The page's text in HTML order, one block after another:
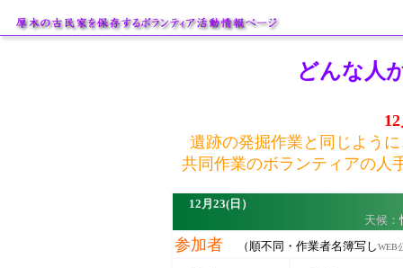
どんな人
遺跡の発掘作業と同じよう
共同作業のボランティアの人
12月23(日）
天候：
参加者 （順不同・作業者名簿写しWEB